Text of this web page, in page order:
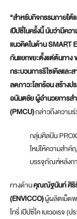
“สำหรับกิจกรรมภายใต้
เป๊ปซี่ในครั้งนี้ นับว่ามีค
แนวคิดในด้าน SMART
กันแยกขยะตั้งแต่ต้นทาง
กระบวนการรีไซเคิลแล
ลดภาวะโลกร้อน สร้าง
อนันตชัย ผู้อำนวยการ
(PMCU)กล่าวถึงความ
กลุ่มศิลปิน
ใหม่ให้ความสำ
บรรจุภัณฑ์หลังก
ทางด้านคุณณัฐนันท์ ศิริ
(ENVICCO)ผู้ผลิตเม็ด
โทรี่ เป๊ปซี่โค เบเวอเรจ